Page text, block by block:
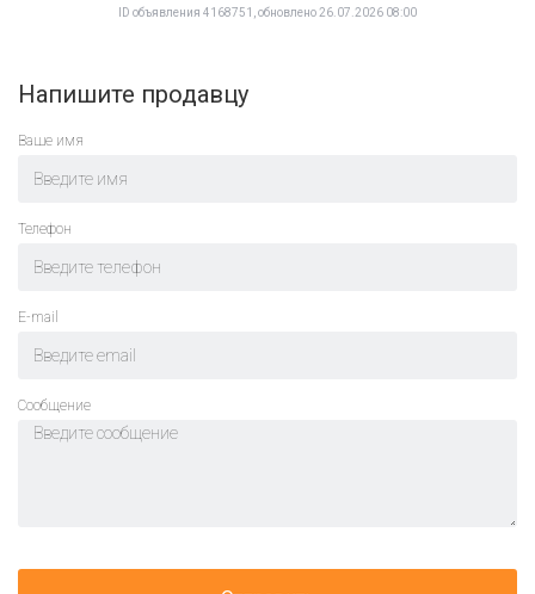
ID объявления 4168751, обновлено 26.07.2026 08:00
Напишите продавцу
Ваше имя
Телефон
E-mail
Cообщение